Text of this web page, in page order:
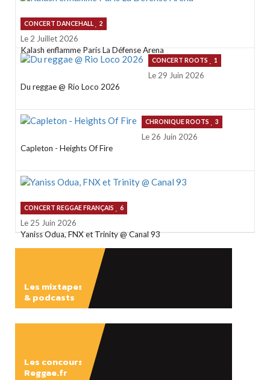
CONCERT DANCEHALL 2
Le 2 Juillet 2026
Kalash enflamme Paris La Défense Arena
CONCERT ROOTS 1
Le 29 Juin 2026
Du reggae @ Rio Loco 2026
CHRONIQUE ROOTS 3
Le 26 Juin 2026
Capleton - Heights Of Fire
CONCERT REGGAE FRANÇAIS 6
Le 25 Juin 2026
Yaniss Odua, FNX et Trinity @ Canal 93
Les mixtapes
& podcasts
Les concours
Reggae.fr